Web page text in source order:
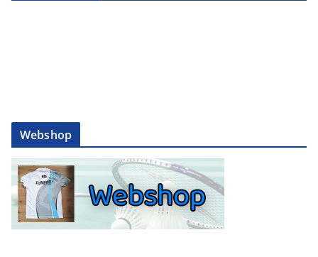
Webshop